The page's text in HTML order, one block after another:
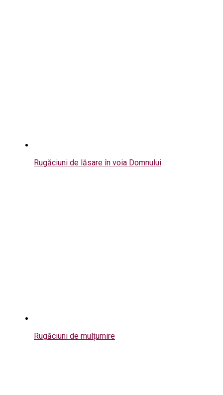
Rugăciuni de lăsare în voia Domnului
Rugăciuni de mulțumire